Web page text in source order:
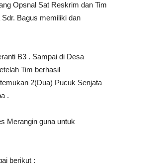
Opsnal Sat Reskrim dan Tim
Bagus memiliki dan
B3 . Sampai di Desa
Tim berhasil
2(Dua) Pucuk Senjata
.
Merangin guna untuk
berikut :